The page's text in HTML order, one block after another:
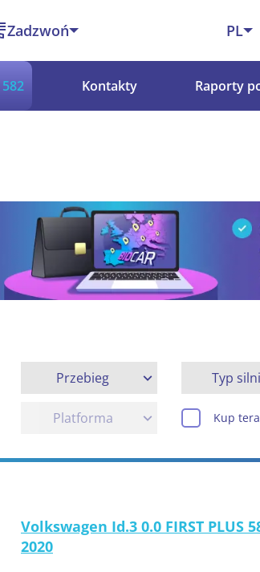
Zadzwoń PL
582 Kontakty Raporty
Przebieg Typ
Platforma Kup
Volkswagen Id.3 0.0 FIRST PLUS
2020